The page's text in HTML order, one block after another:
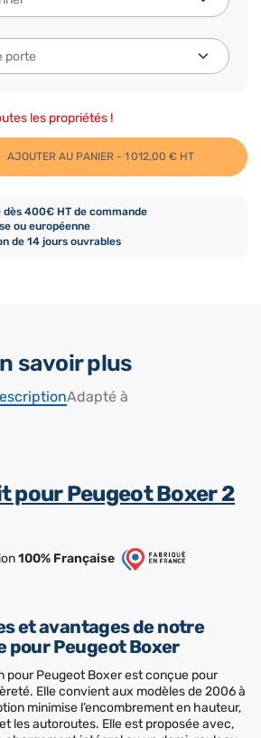
les propriétés !
AJOUTER AU PANIER - 1 012,00 € HT
400€ HT de commande
ou européenne
de 14 jours ouvrables
savoir plus
Adapté à
pourPeugeot Boxer 2
100% Française
et avantages de notre
Peugeot Boxer
pour Peugeot Boxer est conçue pour
Elle convient aux modèles de 2006 à
minimise l’encombrement en hauteur,
les autoroutes. Elle est proposée avec,